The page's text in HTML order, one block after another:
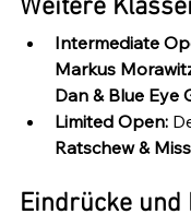
Weitere
Intermediate
Markus
Dan & Blue Eye
Limited Open:
Ratschew &
Eindrücke